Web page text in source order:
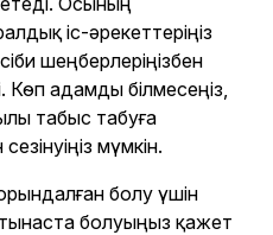
іс-әрекеттеріңіз
шеңберлеріңізбен
Көп адамды білмесеңіз,
табыс табуға
мүмкін.
болу үшін
болуыңыз қажет